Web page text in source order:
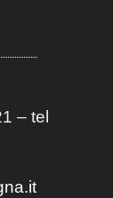
– tel